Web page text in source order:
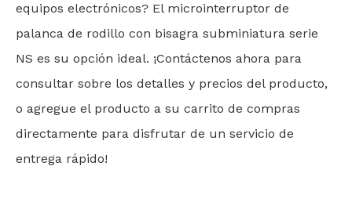
equipos electrónicos? El microinterruptor de
palanca de rodillo con bisagra subminiatura serie
NS es su opción ideal. ¡Contáctenos ahora para
consultar sobre los detalles y precios del producto,
o agregue el producto a su carrito de compras
directamente para disfrutar de un servicio de
entrega rápido!